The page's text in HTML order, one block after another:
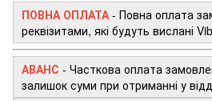
ПОВНА ОПЛАТА - Повна оплата
реквізитами, які будуть вислані
АВАНС - Часткова оплата
залишок суми при отриманні у